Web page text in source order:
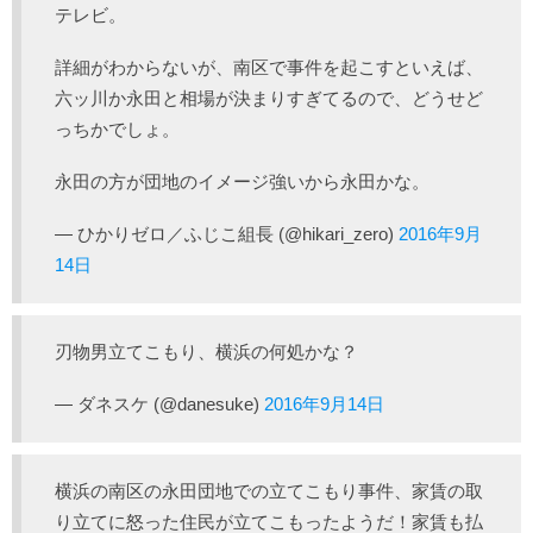
テレビ。
詳細がわからないが、南区で事件を起こすといえば、
六ッ川か永田と相場が決まりすぎてるので、どうせど
っちかでしょ。
永田の方が団地のイメージ強いから永田かな。
— ひかりゼロ／ふじこ組長 (@hikari_zero) 2016年9月
14日
刃物男立てこもり、横浜の何処かな？
— ダネスケ (@danesuke) 2016年9月14日
横浜の南区の永田団地での立てこもり事件、家賃の取
り立てに怒った住民が立てこもったようだ！家賃も払